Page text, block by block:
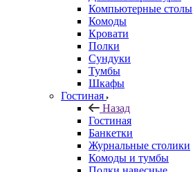
Компьютерные столы
Комоды
Кровати
Полки
Сундуки
Тумбы
Шкафы
Гостиная
Назад
Гостиная
Банкетки
Журнальные столики
Комоды и тумбы